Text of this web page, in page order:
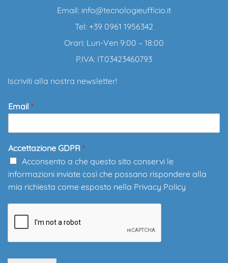
Email: info@tecnologieufficio.it
Tel: +39 0961 1956342
Orari: Lun-Ven 9:00 – 18:00
P.IVA: IT03423460793
Iscriviti alla nostra newsletter!
Email *
Accettazione GDPR *
Acconsento a che questo sito conservi le
informazioni inviate così che possano rispondere alla
mia richiesta come esposto nella Privacy Policy